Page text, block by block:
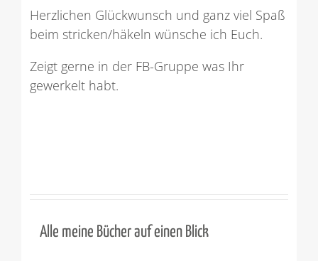
Herzlichen Glückwunsch und ganz viel Spaß
beim stricken/häkeln wünsche ich Euch.
Zeigt gerne in der FB-Gruppe was Ihr
gewerkelt habt.
Alle meine Bücher auf einen Blick